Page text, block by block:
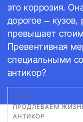
это коррозия.
дорогое – кузов,
превышает
Превентивная
специальными
антикор?
ФОТО:
ПРОДЛЕВАЕМ
АНТИКОР